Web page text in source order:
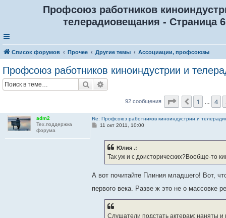
Профсоюз работников
телерадиовещания - Страница 6
Список форумов Прочее Другие темы Ассоциации, профсоюзы
Профсоюз работников киноиндустрии и
Поиск
92 сообщения Страница из
Пред.
1 4
adm2
Тех.поддержка
форума
Re: Профсоюз работников киноиндустрии и
С
е
11 окт 2011, 10:00
Юлия .:
Так уж и с доисторических?Вообще-то
А вот почитайте Плиния младшего! Вот,
первого века. Разве ж это не о массовке
Слушатели подстать актерам; наняты